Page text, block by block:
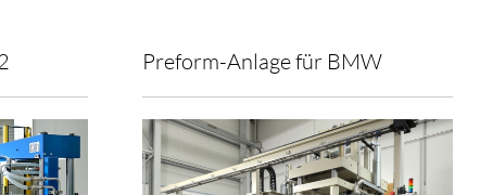
Preform-Anlage für BMW